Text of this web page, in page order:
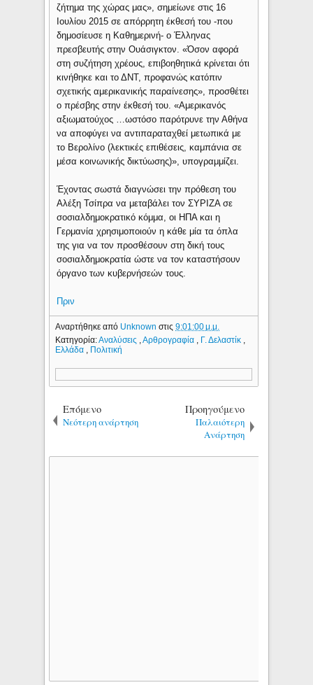
ζήτημα της χώρας μας», σημείωνε στις 16
Ιουλίου 2015 σε απόρρητη έκθεσή του -που
δημοσίευσε η Καθημερινή- ο Έλληνας
πρεσβευτής στην Ουάσιγκτον. «Όσον αφορά
στη συζήτηση χρέους, επιβοηθητικά κρίνεται ότι
κινήθηκε και το ΔΝΤ, προφανώς κατόπιν
σχετικής αμερικανικής παραίνεσης», προσθέτει
ο πρέσβης στην έκθεσή του. «Αμερικανός
αξιωματούχος …ωστόσο παρότρυνε την Αθήνα
να αποφύγει να αντιπαραταχθεί μετωπικά με
το Βερολίνο (λεκτικές επιθέσεις, καμπάνια σε
μέσα κοινωνικής δικτύωσης)», υπογραμμίζει.
Έχοντας σωστά διαγνώσει την πρόθεση του
Αλέξη Τσίπρα να μεταβάλει τον ΣΥΡΙΖΑ σε
σοσιαλδημοκρατικό κόμμα, οι ΗΠΑ και η
Γερμανία χρησιμοποιούν η κάθε μία τα όπλα
της για να τον προσθέσουν στη δική τους
σοσιαλδημοκρατία ώστε να τον καταστήσουν
όργανο των κυβερνήσεών τους.
Πριν
Αναρτήθηκε από Unknownστις9:01:00 μ.μ.
Κατηγορία:Αναλύσεις ,Αρθρογραφία Γ. Δελαστίκ
Ελλάδα
Πολιτική
Επόμενο
Νεότερη ανάρτηση
Προηγούμενο
Παλαιότερη
Ανάρτηση